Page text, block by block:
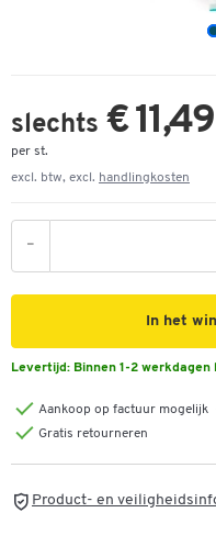
slechts € 11,49
per st.
excl. btw, excl. handlingkosten
-
In het
Levertijd: Binnen 1-2 werkdagen
Aankoop op factuur mogelijk
Gratis retourneren
Product- en